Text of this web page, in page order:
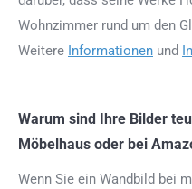
Wohnzimmer rund um den
Weitere Informationen und
Warum sind Ihre Bilder
Möbelhaus oder bei
Wenn Sie ein Wandbild bei